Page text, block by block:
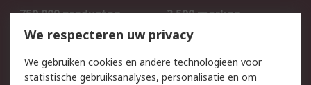
750.000 producten
2.500 merken
Bestellen
Inkoopoplossingen
Track & Trace
We respecteren uw privacy
We gebruiken cookies en andere technologieën voor
statistische gebruiksanalyses, personalisatie en om